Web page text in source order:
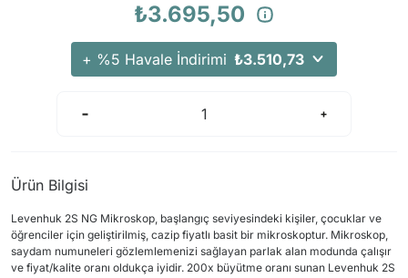
₺3.695,50
+ %5 Havale İndirimi ₺3.510,73
Ürün Bilgisi
Levenhuk 2S NG Mikroskop, başlangıç seviyesindeki kişiler, çocuklar ve
öğrenciler için geliştirilmiş, cazip fiyatlı basit bir mikroskoptur. Mikroskop,
saydam numuneleri gözlemlemenizi sağlayan parlak alan modunda çalışır
ve fiyat/kalite oranı oldukça iyidir. 200x büyütme oranı sunan Levenhuk 2S